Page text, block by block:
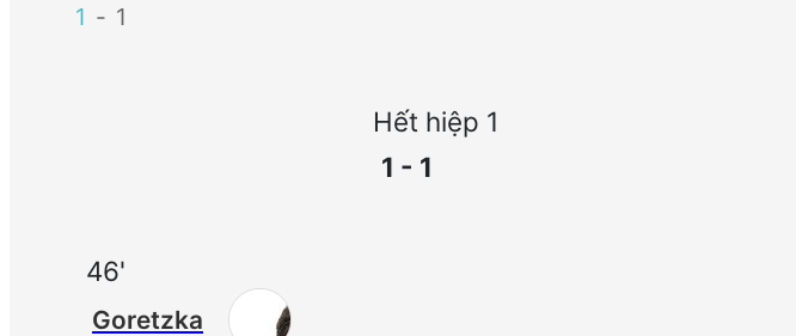
1 - 1
Hết hiệp 1
1 - 1
46'
Goretzka